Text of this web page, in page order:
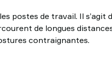
postes de travail. Il s’agit
de longues
contraignantes.